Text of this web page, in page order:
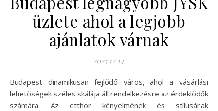
üzlete ahol a legjobb
ajánlatok várnak
2025.12.14.
Budapest dinamikusan fejlődő város, ahol a vásárlási
lehetőségek széles skálája áll rendelkezésre az érdeklődők
számára. Az otthon kényelmének és stílusának